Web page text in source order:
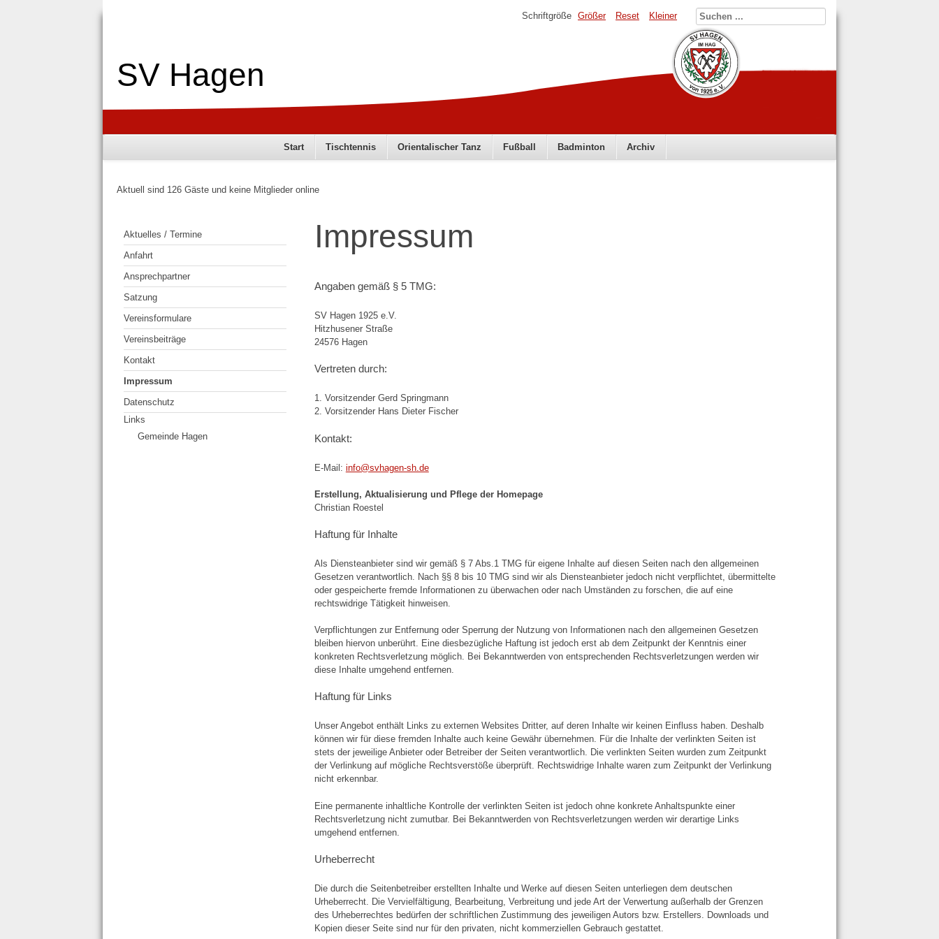
SV Hagen
Start Tischtennis Orientalischer Tanz Fußball Badminton Archiv
Schriftgröße Größer Reset Kleiner
Aktuell sind 126 Gäste und keine Mitglieder online
Aktuelles / Termine
Anfahrt
Ansprechpartner
Satzung
Vereinsformulare
Vereinsbeiträge
Kontakt
Impressum
Datenschutz
Links
Gemeinde Hagen
Impressum
Angaben gemäß § 5 TMG:
SV Hagen 1925 e.V.
Hitzhusener Straße
24576 Hagen
Vertreten durch:
1. Vorsitzender Gerd Springmann
2. Vorsitzender Hans Dieter Fischer
Kontakt:
E-Mail: info@svhagen-sh.de
Erstellung, Aktualisierung und Pflege der Homepage
Christian Roestel
Haftung für Inhalte
Als Diensteanbieter sind wir gemäß § 7 Abs.1 TMG für eigene Inhalte auf diesen Seiten nach den allgemeinen
Gesetzen verantwortlich. Nach §§ 8 bis 10 TMG sind wir als Diensteanbieter jedoch nicht verpflichtet, übermittelte
oder gespeicherte fremde Informationen zu überwachen oder nach Umständen zu forschen, die auf eine
rechtswidrige Tätigkeit hinweisen.
Verpflichtungen zur Entfernung oder Sperrung der Nutzung von Informationen nach den allgemeinen Gesetzen
bleiben hiervon unberührt. Eine diesbezügliche Haftung ist jedoch erst ab dem Zeitpunkt der Kenntnis einer
konkreten Rechtsverletzung möglich. Bei Bekanntwerden von entsprechenden Rechtsverletzungen werden wir
diese Inhalte umgehend entfernen.
Haftung für Links
Unser Angebot enthält Links zu externen Websites Dritter, auf deren Inhalte wir keinen Einfluss haben. Deshalb
können wir für diese fremden Inhalte auch keine Gewähr übernehmen. Für die Inhalte der verlinkten Seiten ist
stets der jeweilige Anbieter oder Betreiber der Seiten verantwortlich. Die verlinkten Seiten wurden zum Zeitpunkt
der Verlinkung auf mögliche Rechtsverstöße überprüft. Rechtswidrige Inhalte waren zum Zeitpunkt der Verlinkung
nicht erkennbar.
Eine permanente inhaltliche Kontrolle der verlinkten Seiten ist jedoch ohne konkrete Anhaltspunkte einer
Rechtsverletzung nicht zumutbar. Bei Bekanntwerden von Rechtsverletzungen werden wir derartige Links
umgehend entfernen.
Urheberrecht
Die durch die Seitenbetreiber erstellten Inhalte und Werke auf diesen Seiten unterliegen dem deutschen
Urheberrecht. Die Vervielfältigung, Bearbeitung, Verbreitung und jede Art der Verwertung außerhalb der Grenzen
des Urheberrechtes bedürfen der schriftlichen Zustimmung des jeweiligen Autors bzw. Erstellers. Downloads und
Kopien dieser Seite sind nur für den privaten, nicht kommerziellen Gebrauch gestattet.